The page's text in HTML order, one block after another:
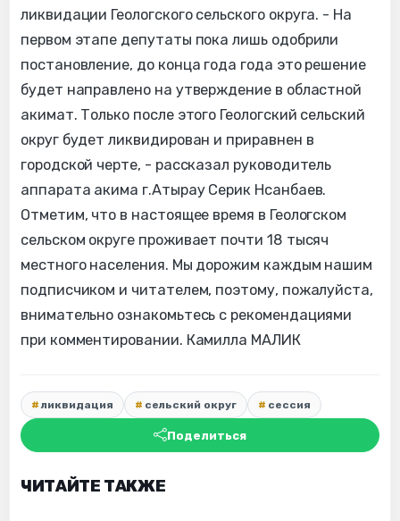
ликвидации Геологского сельского округа. - На
первом этапе депутаты пока лишь одобрили
постановление, до конца года года это решение
будет направлено на утверждение в областной
акимат. Только после этого Геологский сельский
округ будет ликвидирован и приравнен в
городской черте, - рассказал руководитель
аппарата акима г.Атырау Серик Нсанбаев.
Отметим, что в настоящее время в Геологском
сельском округе проживает почти 18 тысяч
местного населения. Мы дорожим каждым нашим
подписчиком и читателем, поэтому, пожалуйста,
внимательно ознакомьтесь с рекомендациями
при комментировании. Камилла МАЛИК
ликвидация сельский округ сессия
Поделиться
ЧИТАЙТЕ ТАКЖЕ